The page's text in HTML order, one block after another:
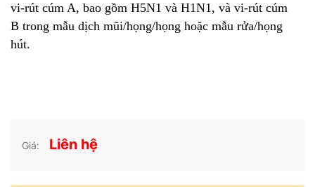
vi-rút cúm A, bao gồm H5N1 và H1N1, và vi-rút cúm
B trong mẫu dịch mũi/họng/họng hoặc mẫu rửa/họng
hút.
Giá: Liên hệ